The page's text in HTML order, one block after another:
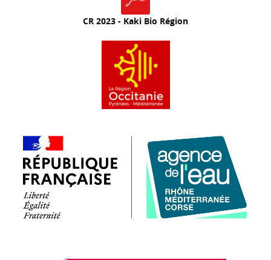
CR 2023 - Kaki Bio Région